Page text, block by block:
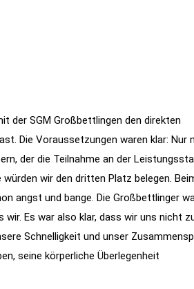
der SGM Großbettlingen den direkten
Die Voraussetzungen waren klar: Nur
der die Teilnahme an der
wir den dritten Platz belegen.
angst und bange. Die Großbettlinger
Es war also klar, dass wir uns nicht
Schnelligkeit und unser
seine körperliche Überlegenheit